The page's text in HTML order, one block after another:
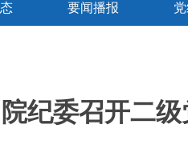
要闻播报
院纪委召开二